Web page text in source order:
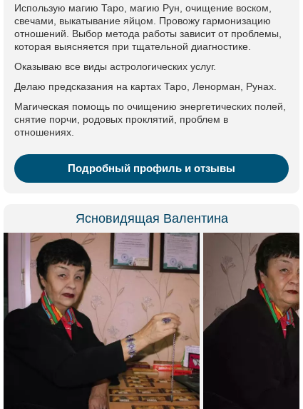
Использую магию Таро, магию Рун, очищение воском,
свечами, выкатывание яйцом. Провожу гармонизацию
отношений. Выбор метода работы зависит от проблемы,
которая выясняется при тщательной диагностике.
Оказываю все виды астрологических услуг.
Делаю предсказания на картах Таро, Ленорман, Рунах.
Магическая помощь по очищению энергетических полей,
снятие порчи, родовых проклятий, проблем в
отношениях.
Подробный профиль и отзывы
Ясновидящая Валентина